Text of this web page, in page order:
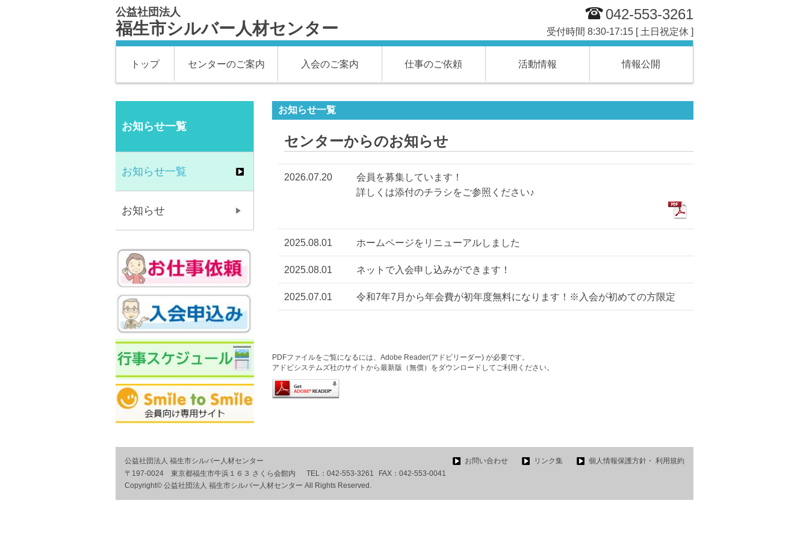
公益社団法人
福生市シルバー人材センター
042-553-3261
受付時間 8:30-17:15 [ 土日祝定休 ]
トップ センターのご案内 入会のご案内 仕事のご依頼 活動情報 情報公開
お知らせ一覧
センターからのお知らせ
2026.07.20
会員を募集しています！
詳しくは添付のチラシをご参照ください♪
2025.08.01 ホームページをリニューアルしました
2025.08.01 ネットで入会申し込みができます！
2025.07.01 令和7年7月から年会費が初年度無料になります！※入会が初めての方限定
PDFファイルをご覧になるには、Adobe Reader(アドビリーダー) が必要です。
アドビシステムズ社のサイトから最新版（無償）をダウンロードしてご利用ください。
お知らせ一覧
お知らせ一覧
お知らせ
公益社団法人 福生市シルバー人材センター
〒197-0024 東京都福生市牛浜１６３ さくら会館内
TEL： 042-553-3261 FAX： 042-553-0041
Copyright© 公益社団法人 福生市シルバー人材センター All Rights Reserved.
お問い合わせ リンク集 個人情報保護方針・ 利用規約